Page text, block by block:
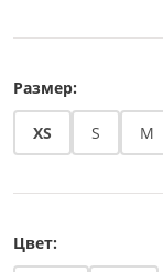
Размер:
XS S M
Цвет: